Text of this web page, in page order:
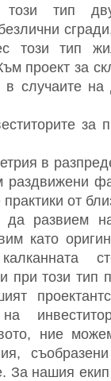
този тип
този тип
проект за
в случаите
за
в
от
развием
като
при този тип
на
ние
За нашия